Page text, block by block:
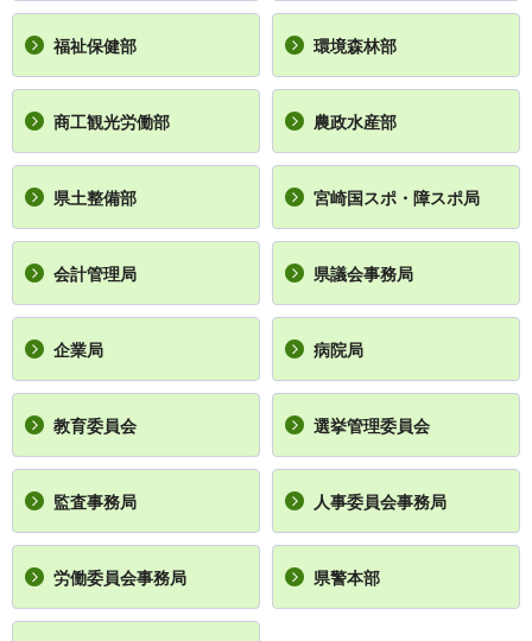
福祉保健部 環境森林部
商工観光労働部 農政水産部
県土整備部 宮崎国スポ・障スポ局
会計管理局 県議会事務局
企業局 病院局
教育委員会 選挙管理委員会
監査事務局 人事委員会事務局
労働委員会事務局 県警本部